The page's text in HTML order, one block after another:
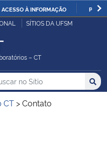
ACESSO À INFORMAÇÃO
SÍTIOS DA UFSM
– CT
no no Sítio
CT >Contato